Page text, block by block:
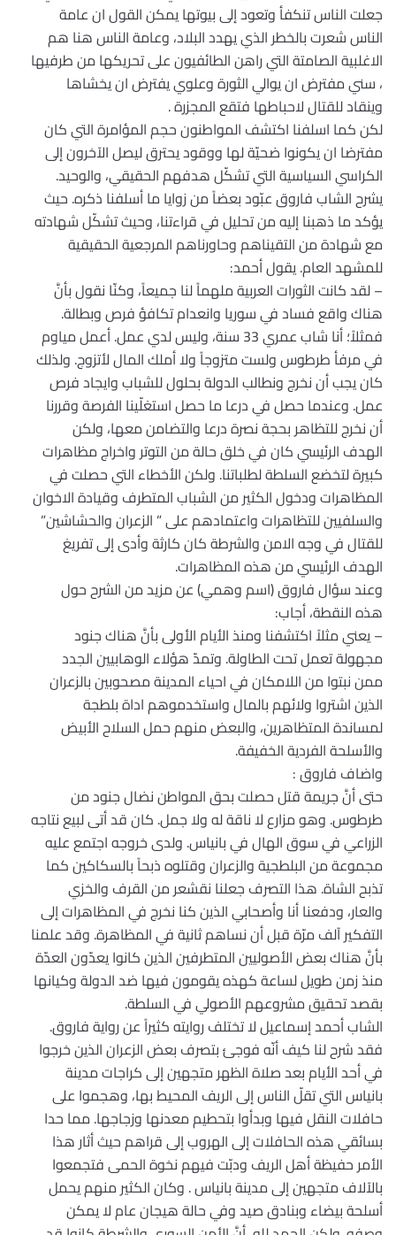
جعلت الناس تنكفأ وتعود إلى بيوتها يمكن القول ان عامة
الناس شعرت بالخطر الذي يهدد البلاد، وعامة الناس هنا هم
الاغلبية الصامتة التي راهن الطائفيون على تحريكها من طرفيها
، سني مفترض ان يوالي الثورة وعلوي يفترض ان يخشاها
وينقاد للقتال لاحباطها فتقع المجزرة .
لكن كما اسلفنا اكتشف المواطنون حجم المؤامرة التي كان
مفترضا ان يكونوا ضحيّة لها ووقود يحترق ليصل الآخرون إلى
الكراسي السياسية التي تشكّل هدفهم الحقيقي، والوحيد.
يشرح الشاب فاروق عبّود بعضاً من زوايا ما أسلفنا ذكره. حيث
يؤكد ما ذهبنا إليه من تحليل في قراءتنا، وحيث تشكّل شهادته
مع شهادة من التقيناهم وحاورناهم المرجعية الحقيقية
للمشهد العام. يقول أحمد:
– لقد كانت الثورات العربية ملهماً لنا جميعاً، وكنّا نقول بأنَّ
هناك واقع فساد في سوريا وانعدام تكافؤ فرص وبطالة.
فمثلاً؛ أنا شاب عمري 33 سنة، وليس لدي عمل. أعمل مياوم
في مرفأ طرطوس ولست متزوجاً ولا أملك المال لأتزوج. ولذلك
كان يجب أن نخرج ونطالب الدولة بحلول للشباب وايجاد فرص
عمل. وعندما حصل في درعا ما حصل استغلّينا الفرصة وقررنا
أن نخرج للتظاهر بحجة نصرة درعا والتضامن معها، ولكن
الهدف الرئيسي كان في خلق حالة من التوتر واخراج مظاهرات
كبيرة لتخضع السلطة لطلباتنا. ولكن الأخطاء التي حصلت في
المظاهرات ودخول الكثير من الشباب المتطرف وقيادة الاخوان
والسلفيين للتظاهرات واعتمادهم على ” الزعران والحشاشين”
للقتال في وجه الامن والشرطة كان كارثة وأدى إلى تفريغ
الهدف الرئيسي من هذه المظاهرات.
وعند سؤال فاروق (اسم وهمي) عن مزيد من الشرح حول
هذه النقطة، أجاب:
– يعني مثلاً اكتشفنا ومنذ الأيام الأولى بأنَّ هناك جنود
مجهولة تعمل تحت الطاولة. وتمدّ هؤلاء الوهابيين الجدد
ممن نبتوا من اللامكان في احياء المدينة مصحوبين بالزعران
الذين اشتروا ولائهم بالمال واستخدموهم اداة بلطجة
لمساندة المتظاهرين، والبعض منهم حمل السلاح الأبيض
والأسلحة الفردية الخفيفة.
واضاف فاروق :
حتى أنَّ جريمة قتل حصلت بحق المواطن نضال جنود من
طرطوس. وهو مزارع لا ناقة له ولا جمل. كان قد أتى لبيع نتاجه
الزراعي في سوق الهال في بانياس. ولدى خروجه اجتمع عليه
مجموعة من البلطجية والزعران وقتلوه ذبحاً بالسكاكين كما
تذبح الشاة. هذا التصرف جعلنا نقشعر من القرف والخزي
والعار، ودفعنا أنا وأصحابي الذين كنا نخرج في المظاهرات إلى
التفكير آلف مرّة قبل أن نساهم ثانية في المظاهرة. وقد علمنا
بأنَّ هناك بعض الأصوليين المتطرفين الذين كانوا يعدّون العدّة
منذ زمن طويل لساعة كهذه يقومون فيها ضد الدولة وكيانها
بقصد تحقيق مشروعهم الأصولي في السلطة.
الشاب أحمد إسماعيل لا تختلف روايته كثيراً عن رواية فاروق.
فقد شرح لنا كيف أنّه فوجئ بتصرف بعض الزعران الذين خرجوا
في أحد الأيام بعد صلاة الظهر متجهين إلى كراجات مدينة
بانياس التي تقلّ الناس إلى الريف المحيط بها، وهجموا على
حافلات النقل فيها وبدأوا بتحطيم معدنها وزجاجها. مما حدا
بسائقي هذه الحافلات إلى الهروب إلى قراهم حيث أثار هذا
الأمر حفيظة أهل الريف ودبّت فيهم نخوة الحمى فتجمعوا
بالآلاف متجهين إلى مدينة بانياس . وكان الكثير منهم يحمل
أسلحة بيضاء وبنادق صيد وفي حالة هيجان عام لا يمكن